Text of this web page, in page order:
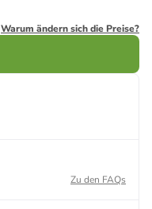
Warum ändern sich die Preise?
Zu den FAQs